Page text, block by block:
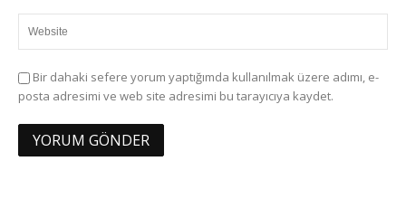
Bir dahaki sefere yorum yaptığımda kullanılmak üzere adımı, e-
posta adresimi ve web site adresimi bu tarayıcıya kaydet.